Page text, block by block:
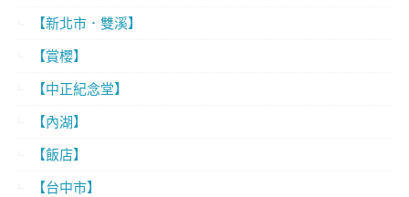
【新北市．雙溪】
【賞櫻】
【中正紀念堂】
【內湖】
【飯店】
【台中市】